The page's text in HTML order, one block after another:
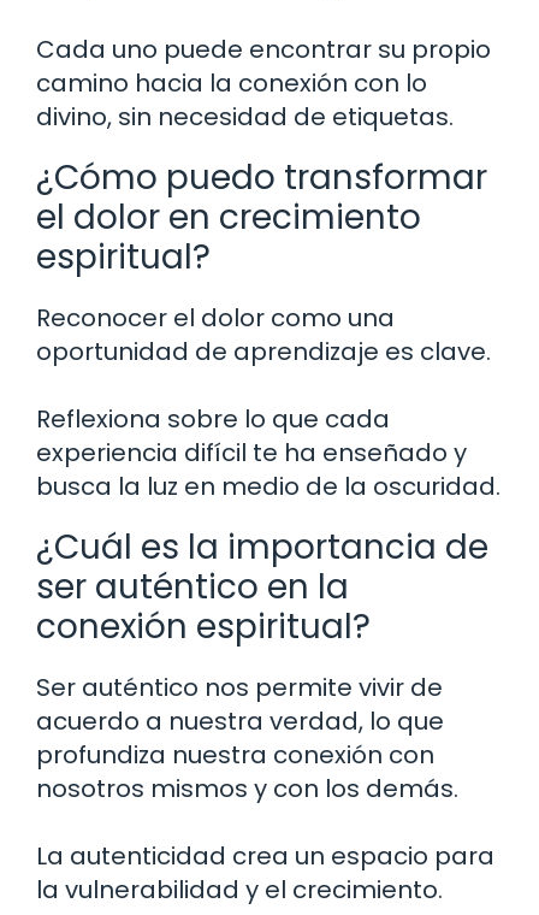
Cada uno puede encontrar su propio
camino hacia la conexión con lo
divino, sin necesidad de etiquetas.
¿Cómo puedo transformar
el dolor en crecimiento
espiritual?
Reconocer el dolor como una
oportunidad de aprendizaje es clave.
Reflexiona sobre lo que cada
experiencia difícil te ha enseñado y
busca la luz en medio de la oscuridad.
¿Cuál es la importancia de
ser auténtico en la
conexión espiritual?
Ser auténtico nos permite vivir de
acuerdo a nuestra verdad, lo que
profundiza nuestra conexión con
nosotros mismos y con los demás.
La autenticidad crea un espacio para
la vulnerabilidad y el crecimiento.